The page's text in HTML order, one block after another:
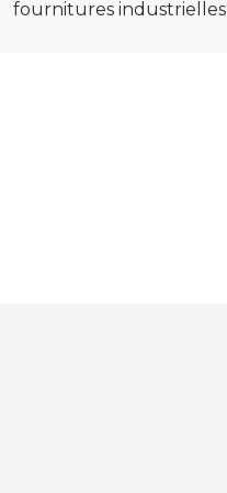
fournitures industrielles